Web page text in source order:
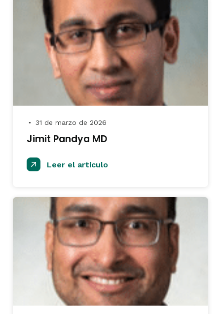
● 31 de marzo de 2026
Jimit Pandya MD
Leer el artículo